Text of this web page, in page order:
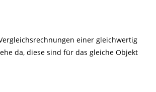
einer gleichwertig
da, diese sind für das gleiche Objekt